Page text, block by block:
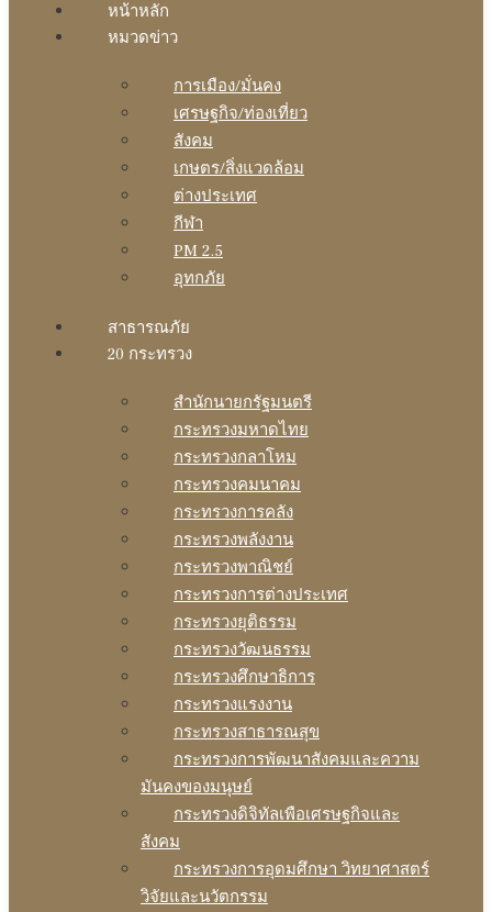
หน้าหลัก
หมวดข่าว
การเมือง/มั่นคง
เศรษฐกิจ/ท่องเที่ยว
สังคม
เกษตร/สิ่งแวดล้อม
ต่างประเทศ
กีฬา
PM 2.5
อุทกภัย
สาธารณภัย
20 กระทรวง
สํานักนายกรัฐมนตรี
กระทรวงมหาดไทย
กระทรวงกลาโหม
กระทรวงคมนาคม
กระทรวงการคลัง
กระทรวงพลังงาน
กระทรวงพาณิชย์
กระทรวงการต่างประเทศ
กระทรวงยุติธรรม
กระทรวงวัฒนธรรม
กระทรวงศึกษาธิการ
กระทรวงแรงงาน
กระทรวงสาธารณสุข
กระทรวงการพัฒนาสังคมและความ
มันคงของมนุษย์
กระทรวงดิจิทัลเพือเศรษฐกิจและ
สังคม
กระทรวงการอุดมศึกษา วิทยาศาสตร์
วิจัยและนวัตกรรม